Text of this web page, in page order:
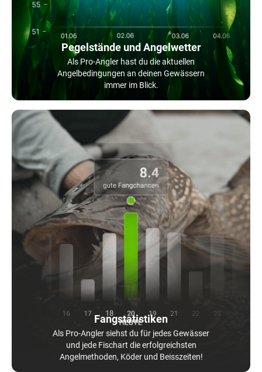
Pegelstände und Angelwetter
Als Pro-Angler hast du die aktuellen
Angelbedingungen an deinen Gewässern
immer im Blick.
Fangstatistiken
Als Pro-Angler siehst du für jedes Gewässer
und jede Fischart die erfolgreichsten
Angelmethoden, Köder und Beisszeiten!